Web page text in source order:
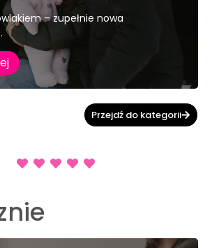
– zupełnie nowa
Przejdź do kategorii